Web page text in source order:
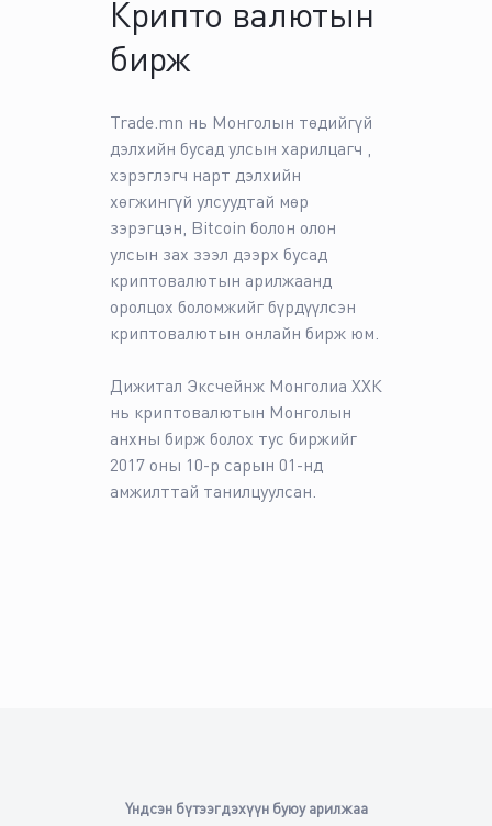
Крипто валютын
бирж
Trade.mn нь Монголын төдийгүй
дэлхийн бусад улсын харилцагч ,
хэрэглэгч нарт дэлхийн
хөгжингүй улсуудтай мөр
зэрэгцэн, Bitcoin болон олон
улсын зах зээл дээрх бусад
криптовалютын арилжаанд
оролцох боломжийг бүрдүүлсэн
криптовалютын онлайн бирж юм.
Дижитал Эксчейнж Монголиа ХХК
нь криптовалютын Монголын
анхны бирж болох тус биржийг
2017 оны 10-р сарын 01-нд
амжилттай танилцуулсан.
Үндсэн бүтээгдэхүүн буюу арилжаа